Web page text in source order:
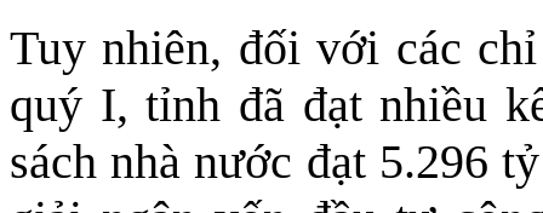
Tuy nhiên, đối với các
quý I, tỉnh đã đạt nhiều
sách nhà nước đạt 5.296